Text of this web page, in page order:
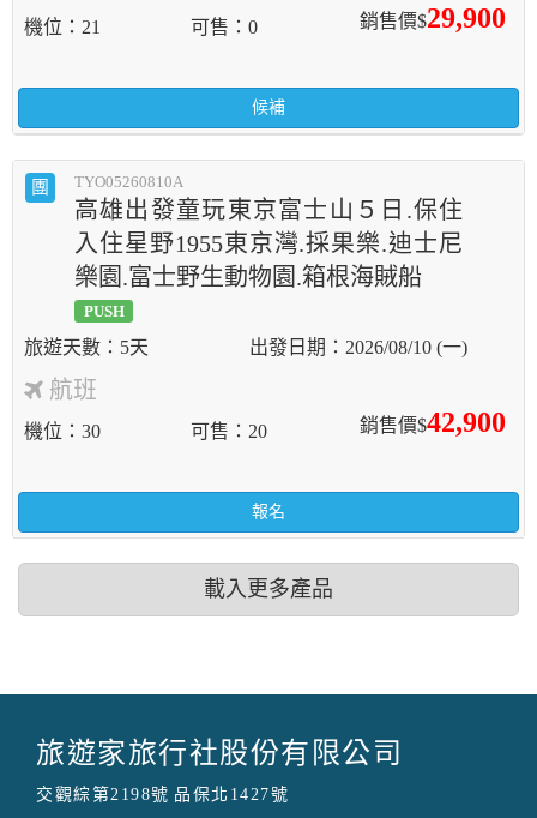
銷售價$29,900
機位 21 可售 0
候補
團 TYO05260810A
高雄出發童玩東京富士山５日.保住
入住星野1955東京灣.採果樂.迪士尼
樂園.富士野生動物園.箱根海賊船
PUSH
5天 2026/08/10 (一)
航班
銷售價$42,900
機位 30 可售 20
報名
載入更多產品
旅遊家旅行社股份有限公司
交觀綜第2198號 品保北1427號